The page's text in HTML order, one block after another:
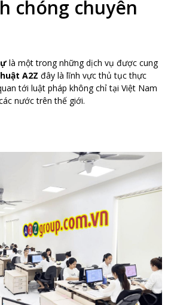
chóng chuyên
là một trong những dịch vụ được cung
A2Z đây là lĩnh vực thủ tục thực
tới luật pháp không chỉ tại Việt Nam
nước trên thế giới.